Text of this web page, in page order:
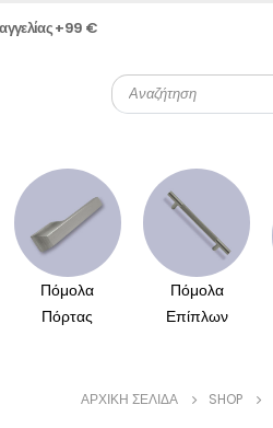
+99 €
Πόμολα
Πόρτας
Πόμολα
Επίπλων
ΑΡΧΙΚΉ ΣΕΛΊΔΑ SHOP